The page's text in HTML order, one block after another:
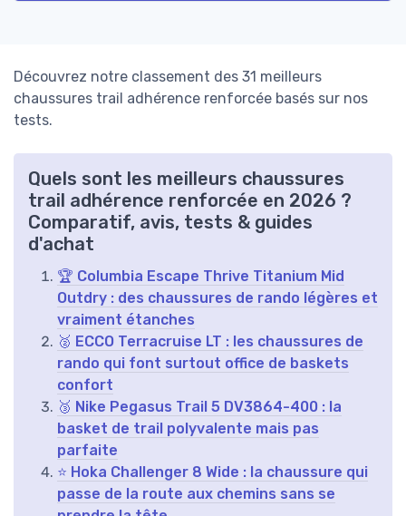
Découvrez notre classement des 31 meilleurs
chaussures trail adhérence renforcée basés sur nos
tests.
Quels sont les meilleurs chaussures
trail adhérence renforcée en 2026 ?
Comparatif, avis, tests & guides
d'achat
🏆 Columbia Escape Thrive Titanium Mid
Outdry : des chaussures de rando légères et
vraiment étanches
🥈 ECCO Terracruise LT : les chaussures de
rando qui font surtout office de baskets
confort
🥉 Nike Pegasus Trail 5 DV3864-400 : la
basket de trail polyvalente mais pas
parfaite
⭐ Hoka Challenger 8 Wide : la chaussure qui
passe de la route aux chemins sans se